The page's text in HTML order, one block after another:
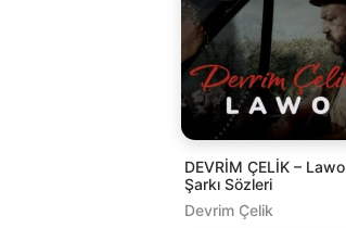
DEVRİM ÇELİK – Lawo
Şarkı Sözleri
Devrim Çelik